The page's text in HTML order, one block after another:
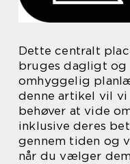
Dette centralt
bruges dagligt
omhyggelig
denne artikel vil
behøver at vide
inklusive deres
gennem tiden og
når du vælger